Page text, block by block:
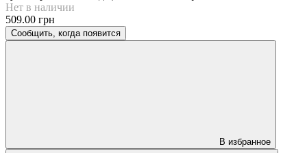
Нет в наличии
509.00 грн
Сообщить, когда появится
В избранное